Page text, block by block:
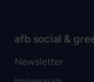
afb social &
Newsletter